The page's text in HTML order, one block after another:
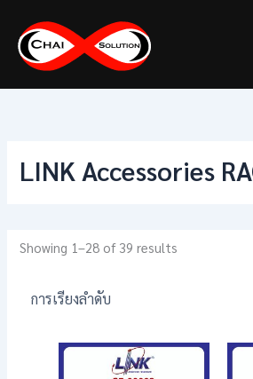
content
LINK Accessories
Showing 1–28 of 39 results